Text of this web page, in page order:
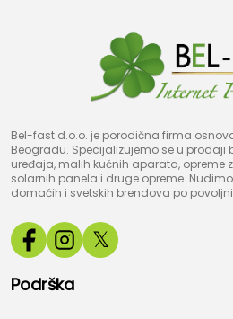
Bel-fast d.o.o. je porodična firma
Beogradu. Specijalizujemo se u prodaji
uređaja, malih kućnih aparata, opreme
solarnih panela i druge opreme.
domaćih i svetskih brendova po
𝕏
Podrška